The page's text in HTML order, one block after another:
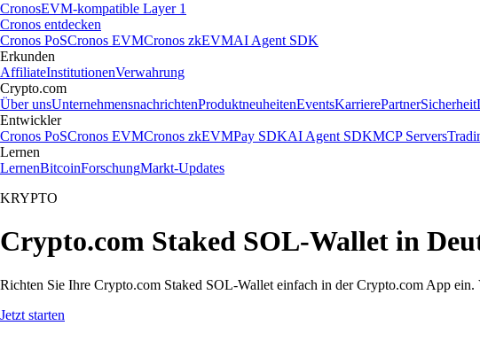
CronosEVM-kompatible Layer 1
Cronos entdecken
Cronos PoSCronos EVMCronos zkEVMAI Agent SDK
Erkunden
AffiliateInstitutionenVerwahrung
Crypto.com
Über unsUnternehmensnachrichtenProduktneuheitenEventsKarrierePartnerSicherheit
Entwickler
Cronos PoSCronos EVMCronos zkEVMPay SDKAI Agent SDKMCP Servers
Lernen
LernenBitcoinForschungMarkt-Updates
KRYPTO
Crypto.com Staked SOL-Wallet in
Richten Sie Ihre Crypto.com Staked SOL-Wallet einfach in der Crypto.com App
Jetzt starten